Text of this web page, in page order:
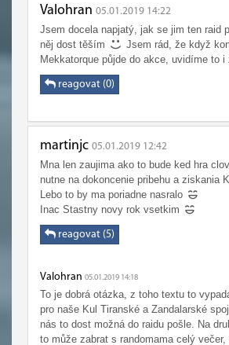
Valohran 05.01.2019 14:22
Jsem docela napjatý, jak se jim ten raid
něj dost těším
Jsem rád, že když
Mekkatorque půjde do akce, uvidíme to i
reagovat (0)
martinjc 05.01.2019 12:42
Mna len zaujima ako to bude ked hra
nutne na dokoncenie pribehu a ziskania
Lebo to by ma poriadne nasralo
Inac Stastny novy rok vsetkim
reagovat (5)
Valohran 05.01.2019 14:18
To je dobrá otázka, z toho textu to
pro naše Kul Tiranské a Zandalarské
nás to dost možná do raidu pošle. Na
to může zabrat s randomama celý